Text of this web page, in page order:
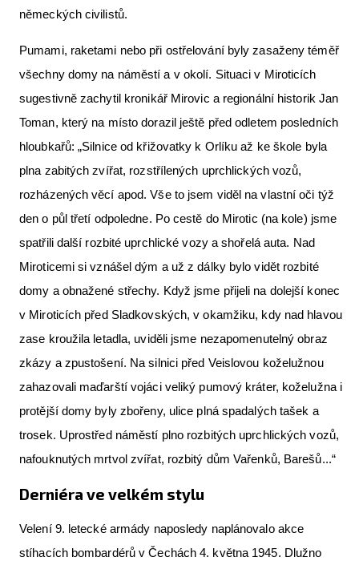
německých civilistů.
Pumami, raketami nebo při ostřelování byly zasaženy téměř
všechny domy na náměstí a v okolí. Situaci v Miroticích
sugestivně zachytil kronikář Mirovic a regionální historik Jan
Toman, který na místo dorazil ještě před odletem posledních
hloubkařů: „Silnice od křižovatky k Orlíku až ke škole byla
plna zabitých zvířat, rozstřílených uprchlických vozů,
rozházených věcí apod. Vše to jsem viděl na vlastní oči týž
den o půl třetí odpoledne. Po cestě do Mirotic (na kole) jsme
spatřili další rozbité uprchlické vozy a shořelá auta. Nad
Miroticemi si vznášel dým a už z dálky bylo vidět rozbité
domy a obnažené střechy. Když jsme přijeli na dolejší konec
v Miroticích před Sladkovských, v okamžiku, kdy nad hlavou
zase kroužila letadla, uviděli jsme nezapomenutelný obraz
zkázy a zpustošení. Na silnici před Veislovou koželužnou
zahazovali maďarští vojáci veliký pumový kráter, koželužna i
protější domy byly zbořeny, ulice plná spadalých tašek a
trosek. Uprostřed náměstí plno rozbitých uprchlických vozů,
nafouknutých mrtvol zvířat, rozbitý dům Vařenků, Barešů...“
Derniéra ve velkém stylu
Velení 9. letecké armády naposledy naplánovalo akce
stíhacích bombardérů v Čechách 4. května 1945. Dlužno